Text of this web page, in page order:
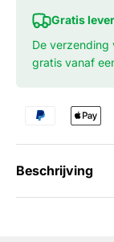
Gratis
De
gratis vanaf
Beschrijving